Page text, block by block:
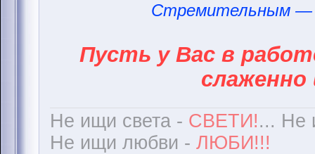
Стремительным —
Пусть у Вас в
слаженно
Не ищи света - СВЕТИ!... Не
Не ищи любви - ЛЮБИ!!!